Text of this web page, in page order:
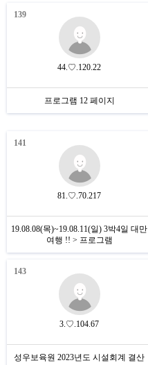
139
44.♡.120.22
프로그램 12 페이지
141
81.♡.70.217
19.08.08(목)~19.08.11(일) 3박4일 대만
여행 !! > 프로그램
143
3.♡.104.67
성우보육원 2023년도 시설회계 결산